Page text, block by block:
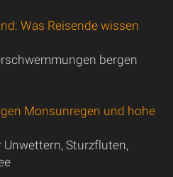
Was Reisende wissen
bergen
Monsunregen und hohe
Sturzfluten,